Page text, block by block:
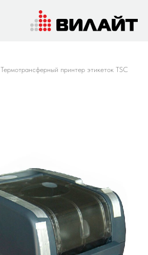
Термотрансферный принтер этикеток TSC